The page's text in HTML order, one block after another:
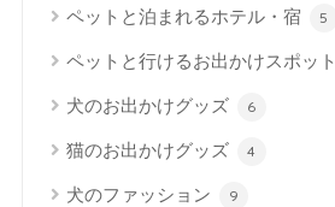
ペットと泊まれるホテル・宿 5
ペットと行けるお出かけスポット
犬のお出かけグッズ 6
猫のお出かけグッズ 4
犬のファッション 9